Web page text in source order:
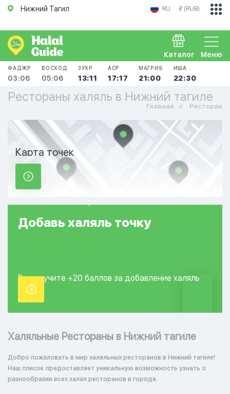
Нижний Тагил RU ₽ (RUB)
Меню
Каталог
ФАДЖР
03:06
ВОСХОД
05:06
ЗУХР
13:11
АСР
17:17
МАГРИБ
21:00
ИША
22:30
Рестораны халяль в Нижний тагиле
Главная Ресторан
Карта точек
Добавь халяль точку
Вы получите +20 баллов за добавление халяль
точки.
Халяльные Рестораны в Нижний тагиле
Добро пожаловать в мир халяльных ресторанов в Нижний тагиле!
Наш список предоставляет уникальную возможность узнать о
разнообразии всех халал ресторанов в городе.